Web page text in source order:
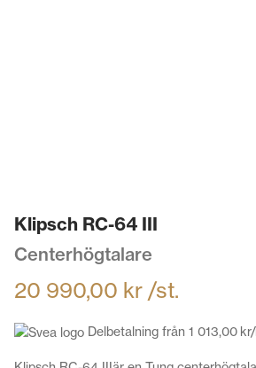
Klipsch RC-64 III
Centerhögtalare
20 990,00 kr /st.
Delbetalning från 1 013,00 kr